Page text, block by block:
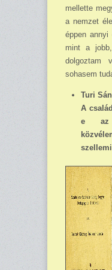
mellette
a nemzet
éppen annyi
mint a
dolgoztam
sohasem
Turi
A
e az